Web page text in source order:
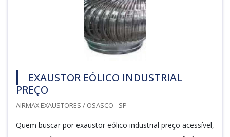
EXAUSTOR EÓLICO INDUSTRIAL
PREÇO
AIRMAX EXAUSTORES / OSASCO - SP
Quem buscar por exaustor eólico industrial preço acessível,